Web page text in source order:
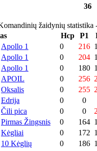
36
žaidynių statistika
Hcp P1
Apollo 1 0 216
Apollo 1 0 204
Apollo 1 0 180
APOIL 0 256
Oksalis 0 255
Edrija 0
0
Čili pica 0 0
Pirmas Žingsnis 0 164
Kėgliai 0 172
10 Kėglių 0 186